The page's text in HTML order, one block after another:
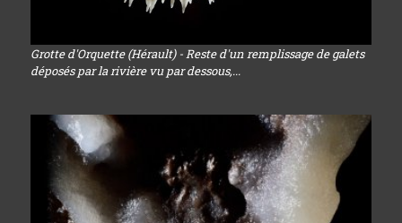
Grotte d'Orquette (Hérault) - Reste d'un remplissage de galets
déposés par la rivière vu par dessous,...